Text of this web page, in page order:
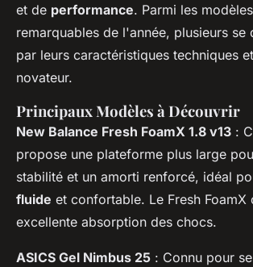
et de performance. Parmi les
remarquables de l'année, plusieurs se
par leurs caractéristiques techniques
novateur.
Principaux Modèles à Découvrir
New Balance Fresh FoamX 1.8 v13 :
propose une plateforme plus large
stabilité et un amorti renforcé, idéal
fluide et confortable. Le Fresh FoamX
excellente absorption des chocs.
ASICS Gel Nimbus 25 : Connu pour